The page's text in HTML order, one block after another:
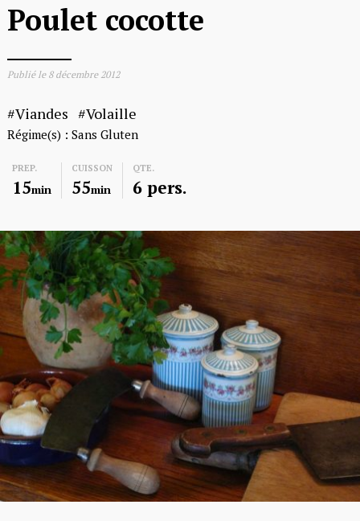
Poulet cocotte
Publié le 8 décembre 2012
Viandes Volaille
Régime(s) : Sans Gluten
PREP.
15min
CUISSON
55min
QTE.
6 pers.